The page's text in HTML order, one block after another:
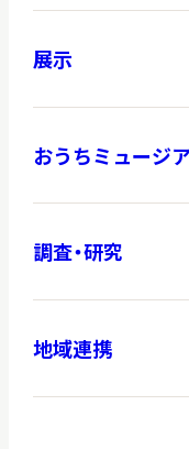
展示
おうちミュージ
調査・研究
地域連携